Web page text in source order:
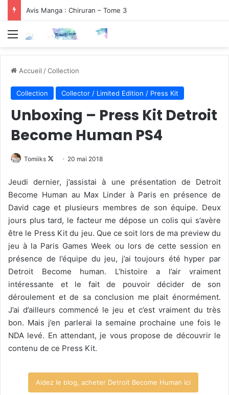
Avis Manga : Chiruran – Tome 3
Menu
Accueil /Collection
Collection Collector / Limited Edition / Press Kit
Unboxing – Press Kit Detroit
Become Human PS4
Tomiiks
Follow
X
20 mai 2018
Jeudi dernier, j’assistai à une présentation de Detroit
Become Human au Max Linder à Paris en présence de
David cage et plusieurs membres de son équipe. Deux
jours plus tard, le facteur me dépose un colis qui s’avère
être le Press Kit du jeu. Que ce soit lors de ma preview du
jeu à la Paris Games Week ou lors de cette session en
présence de l’équipe du jeu, j’ai toujours été hyper par
Detroit Become human. L’histoire a l’air vraiment
intéressante et le fait de pouvoir décider de son
déroulement et de sa conclusion me plait énormément.
J’ai d’ailleurs commencé le jeu et c’est vraiment du très
bon. Mais j’en parlerai la semaine prochaine une fois le
NDA levé. En attendant, je vous propose de découvrir le
contenu de ce Press Kit.
Aidez le blog, acheter Detroit Become Human ici